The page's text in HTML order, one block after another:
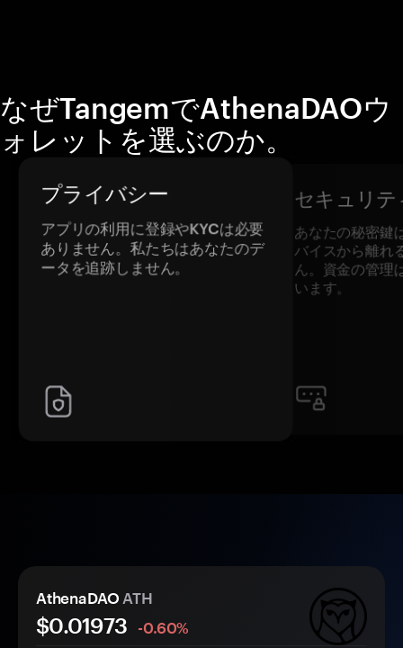
なぜTangemでAthenaDAOウ
ォレットを選ぶのか。
プライバシー
アプリの利用に登録やKYCは必要
ありません。私たちはあなたのデ
ータを追跡しません。
セキュリテ
あなたの秘密鍵
バイスから離れ
ん。資金の管理
います。
AthenaDAO ATH
$0.01973 -0.60%